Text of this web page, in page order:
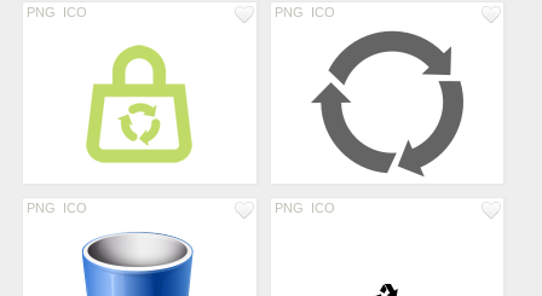
PNG ICO PNG ICO
PNG ICO PNG ICO